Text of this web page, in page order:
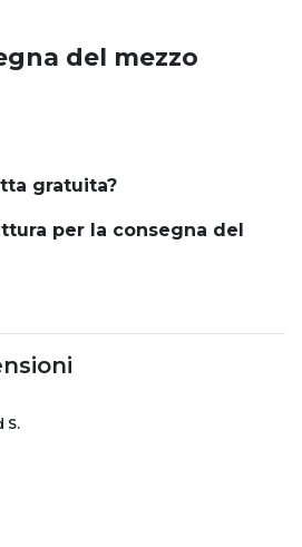
del mezzo
gratuita?
per la consegna del
S.